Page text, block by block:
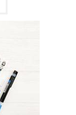
tiene
en
la
página
de
producto